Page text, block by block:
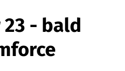
- bald